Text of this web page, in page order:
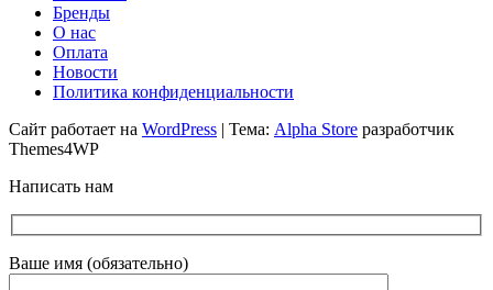
Бренды
О нас
Оплата
Новости
Политика конфиденциальности
Сайт работает на WordPress | Тема: Alpha Store разработчик
Themes4WP
Написать нам
Ваше имя (обязательно)